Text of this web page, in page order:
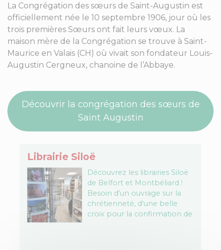
La Congrégation des sœurs de Saint-Augustin est
officiellement née le 10 septembre 1906, jour où les
trois premières Sœurs ont fait leurs vœux. La
maison mère de la Congrégation se trouve à Saint-
Maurice en Valais (CH) où vivait son fondateur Louis-
Augustin Cergneux, chanoine de l’Abbaye.
Découvrir la congrégation des sœurs de
Saint Augustin
Librairie Siloë
Découvrez les librairies Siloë
de Belfort et Montbéliard !
Besoin d'un ouvrage sur la
chrétienneté, d'une belle
croix pour la confirmation de